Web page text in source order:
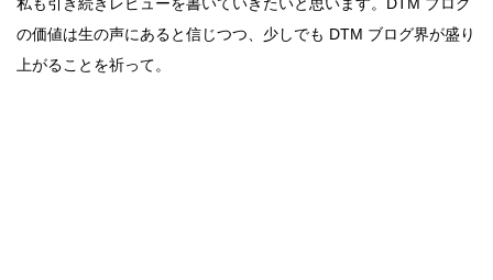
の価値は生の声にあると信じつつ、少しでも DTM ブログ界が盛り
上がることを祈って。